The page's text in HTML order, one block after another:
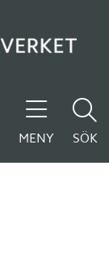
MENY SÖK